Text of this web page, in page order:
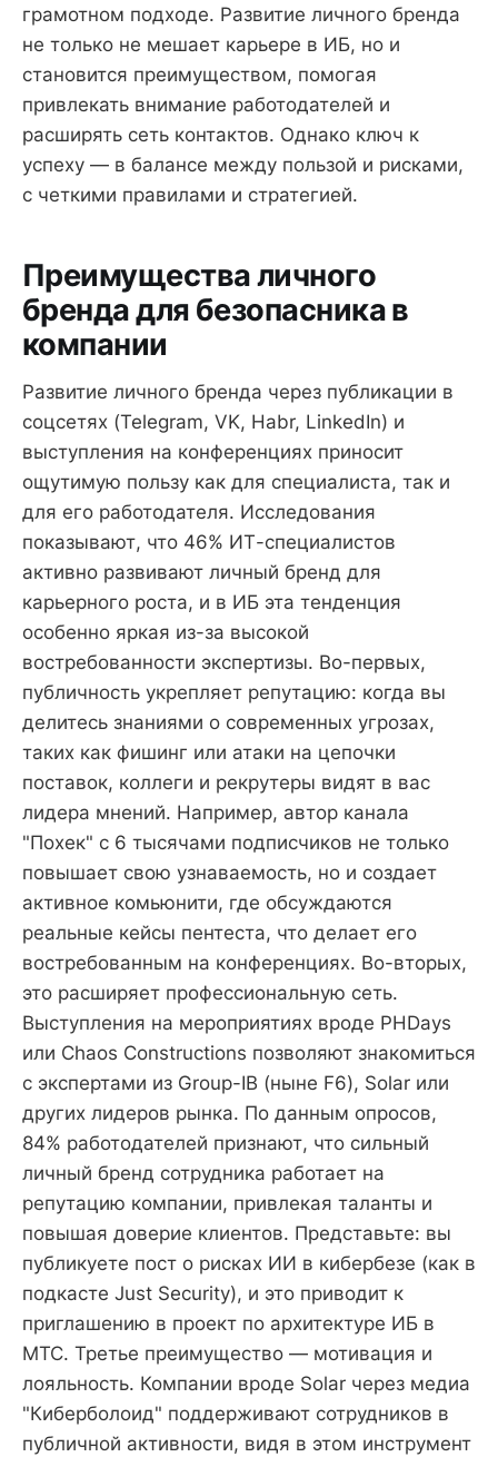
грамотном подходе. Развитие личного бренда
не только не мешает карьере в ИБ, но и
становится преимуществом, помогая
привлекать внимание работодателей и
расширять сеть контактов. Однако ключ к
успеху — в балансе между пользой и рисками,
с четкими правилами и стратегией.
Преимущества личного
бренда для безопасника в
компании
Развитие личного бренда через публикации в
соцсетях (Telegram, VK, Habr, LinkedIn) и
выступления на конференциях приносит
ощутимую пользу как для специалиста, так и
для его работодателя. Исследования
показывают, что 46% ИТ-специалистов
активно развивают личный бренд для
карьерного роста, и в ИБ эта тенденция
особенно яркая из-за высокой
востребованности экспертизы. Во-первых,
публичность укрепляет репутацию: когда вы
делитесь знаниями о современных угрозах,
таких как фишинг или атаки на цепочки
поставок, коллеги и рекрутеры видят в вас
лидера мнений. Например, автор канала
"Похек" с 6 тысячами подписчиков не только
повышает свою узнаваемость, но и создает
активное комьюнити, где обсуждаются
реальные кейсы пентеста, что делает его
востребованным на конференциях. Во-вторых,
это расширяет профессиональную сеть.
Выступления на мероприятиях вроде PHDays
или Chaos Constructions позволяют знакомиться
с экспертами из Group-IB (ныне F6), Solar или
других лидеров рынка. По данным опросов,
84% работодателей признают, что сильный
личный бренд сотрудника работает на
репутацию компании, привлекая таланты и
повышая доверие клиентов. Представьте: вы
публикуете пост о рисках ИИ в кибербезе (как в
подкасте Just Security), и это приводит к
приглашению в проект по архитектуре ИБ в
МТС. Третье преимущество — мотивация и
лояльность. Компании вроде Solar через медиа
"Киберболоид" поддерживают сотрудников в
публичной активности, видя в этом инструмент